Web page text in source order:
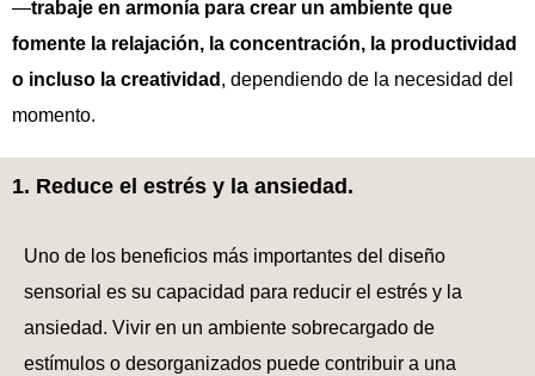
—trabaje en armonía para crear un ambiente que
fomente la relajación, la concentración, la productividad
o incluso la creatividad , dependiendo de la necesidad del
momento.
1. Reduce el estrés y la ansiedad.
Uno de los beneficios más importantes del diseño
sensorial es su capacidad para reducir el estrés y la
ansiedad. Vivir en un ambiente sobrecargado de
estímulos o desorganizados puede contribuir a una